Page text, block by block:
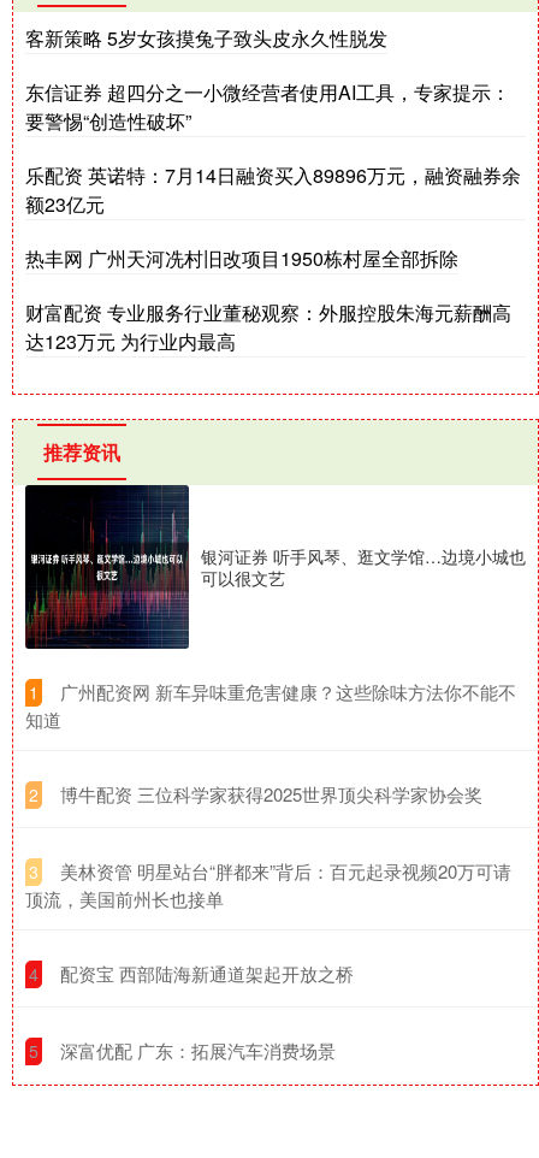
客新策略 5岁女孩摸兔子致头皮永久性脱发
东信证券 超四分之一小微经营者使用AI工具，专家提示：
要警惕“创造性破坏”
乐配资 英诺特：7月14日融资买入89896万元，融资融券余
额23亿元
热丰网 广州天河冼村旧改项目1950栋村屋全部拆除
财富配资 专业服务行业董秘观察：外服控股朱海元薪酬高
达123万元 为行业内最高
推荐资讯
银河证券 听手风琴、逛文学馆…边境小城也
可以很文艺
1
​广州配资网 新车异味重危害健康？这些除味方法你不能不
知道
2 ​博牛配资 三位科学家获得2025世界顶尖科学家协会奖
3
​美林资管 明星站台“胖都来”背后：百元起录视频20万可请
顶流，美国前州长也接单
4 ​配资宝 西部陆海新通道架起开放之桥
5 ​深富优配 广东：拓展汽车消费场景